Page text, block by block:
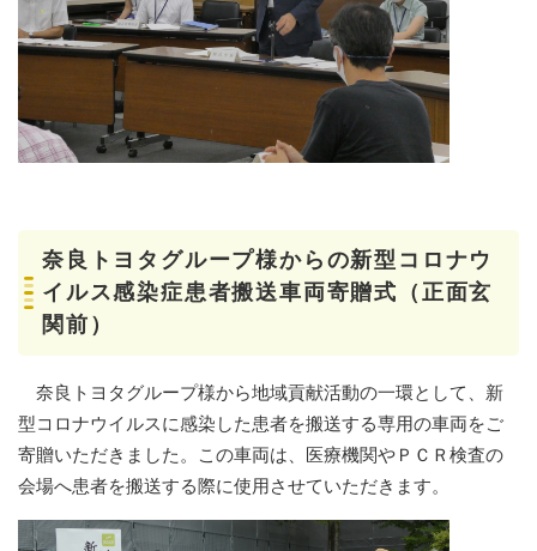
奈良トヨタグループ様からの新型コロナウ
イルス感染症患者搬送車両寄贈式（正面玄
関前）
奈良トヨタグループ様から地域貢献活動の一環として、新
型コロナウイルスに感染した患者を搬送する専用の車両をご
寄贈いただきました。この車両は、医療機関やＰＣＲ検査の
会場へ患者を搬送する際に使用させていただきます。